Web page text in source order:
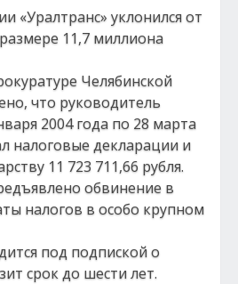
«Уралтранс» уклонился от
11,7 миллиона
Челябинской
что руководитель
2004 года по 28 марта
налоговые декларации и
11 723 711,66 рубля.
обвинение в
налогов в особо крупном
под подпиской о
срок до шести лет.